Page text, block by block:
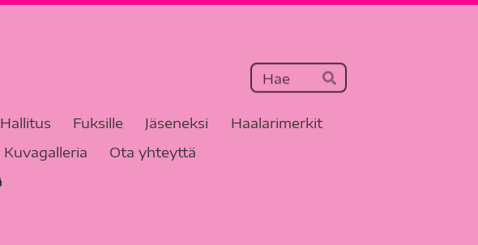
Haku
Hae
Hallitus Fuksille Jäseneksi
Haalarimerkit
Kuvagalleria
Ota yhteyttä